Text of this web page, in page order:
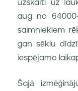
uzskaiti uz
aug no
saimniekiem
gan sēklu
iespējamo
Šajā